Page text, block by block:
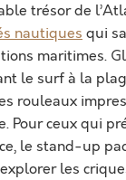
trésor de
nautiques qui
maritimes.
le surf à la
rouleaux
Pour ceux qui
le stand-up
les